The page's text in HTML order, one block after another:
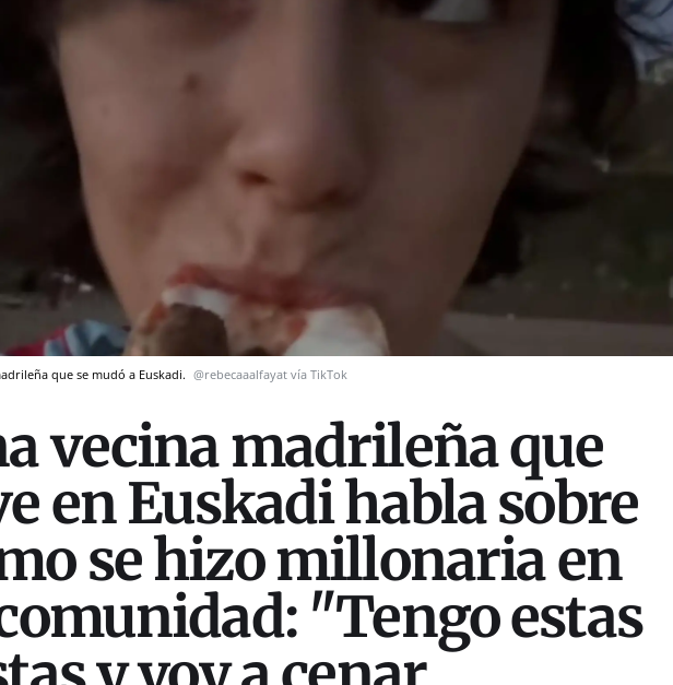
que se mudó a Euskadi. @rebecaaalfayat vía TikTok
vecina madrileña que
en Euskadi habla sobre
se hizo millonaria en
"Tengo estas